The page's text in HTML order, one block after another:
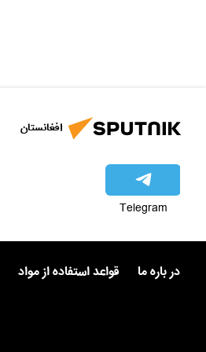
افغانستان
Telegram
در باره ما قواعد استفاده از مواد